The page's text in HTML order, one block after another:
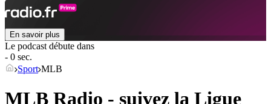
En savoir plus
Le podcast débute dans
- 0 sec.
Sport MLB
MLB Radio - suivez la Ligue